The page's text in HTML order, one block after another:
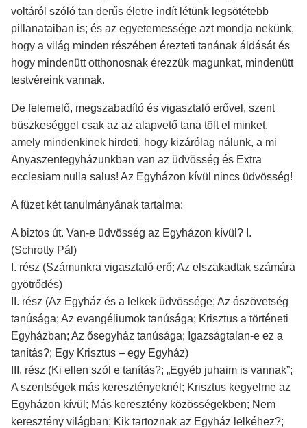
voltáról szóló tan derűs életre indít létünk legsötétebb
pillanataiban is; és az egyetemessége azt mondja nekünk,
hogy a világ minden részében érezteti tanának áldását és
hogy mindenütt otthonosnak érezzük magunkat, mindenütt
testvéreink vannak.
De felemelő, megszabadító és vigasztaló erővel, szent
büszkeséggel csak az az alapvető tana tölt el minket,
amely mindenkinek hirdeti, hogy kizárólag nálunk, a mi
Anyaszentegyházunkban van az üdvösség és Extra
ecclesiam nulla salus! Az Egyházon kívül nincs üdvösség!
A füzet két tanulmányának tartalma:
A biztos út. Van-e üdvösség az Egyházon kívül? I.
(Schrotty Pál)
I. rész (Számunkra vigasztaló erő; Az elszakadtak számára
gyötrődés)
II. rész (Az Egyház és a lelkek üdvössége; Az ószövetség
tanúsága; Az evangéliumok tanúsága; Krisztus a történeti
Egyházban; Az ősegyház tanúsága; Igazságtalan-e ez a
tanítás?; Egy Krisztus – egy Egyház)
III. rész (Ki ellen szól e tanítás?; „Egyéb juhaim is vannak”;
A szentségek más keresztényeknél; Krisztus kegyelme az
Egyházon kívül; Más keresztény közösségekben; Nem
keresztény világban; Kik tartoznak az Egyház lelkéhez?;